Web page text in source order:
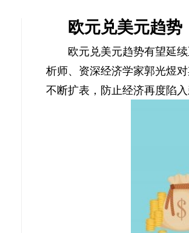
欧元兑美元趋势
欧元兑美元趋势有望延
析师、资深经济学家郭光煜
不断扩表，防止经济再度陷